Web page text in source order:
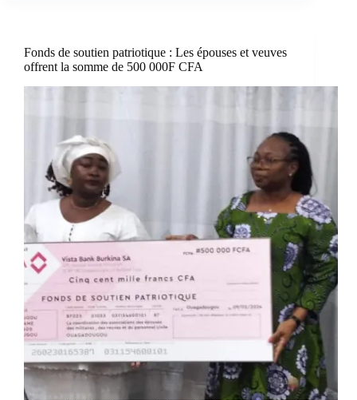
Fonds de soutien patriotique : Les épouses et veuves
offrent la somme de 500 000F CFA